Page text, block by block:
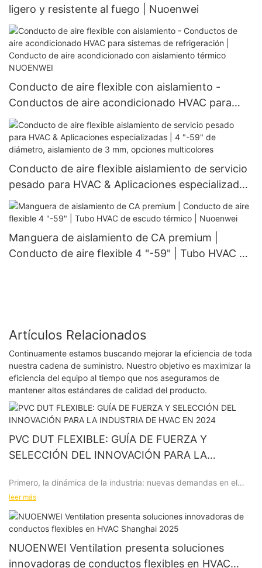
ligero y resistente al fuego | Nuoenwei
Conducto de aire flexible con aislamiento -
Conductos de aire acondicionado HVAC para
sistemas de refrigeración | Conducto de aire
acondicionado con aislamiento térmico
NUOENWEI
Conducto de aire flexible aislamiento de servicio
pesado para HVAC & Aplicaciones especializadas
| 4 "-59" de diámetro, aislamiento de 3 mm,
opciones multicolores
Manguera de aislamiento de CA premium |
Conducto de aire flexible 4 "-59" | Tubo HVAC de
Artículos Relacionados
Continuamente estamos buscando mejorar la eficiencia de toda
nuestra cadena de suministro. Nuestro objetivo es maximizar la
eficiencia del equipo al tiempo que nos aseguramos de
mantener altos estándares de calidad del producto.
PVC DUT FLEXIBLE: GUÍA DE FUERZA Y
SELECCIÓN DEL INNOVACIÓN PARA LA
Primero, la dinámica de la industria: nuevas demandas en el
mercado global de HVAC
Según el Informe del mercado del Sistema de Ventilación Global
2024, el endurecimiento de las regulaciones ambientales y la
mejora de la inteligencia industrial han impulsado la demanda
leer más
NUOENWEI Ventilation presenta soluciones
innovadoras de conductos flexibles en HVAC